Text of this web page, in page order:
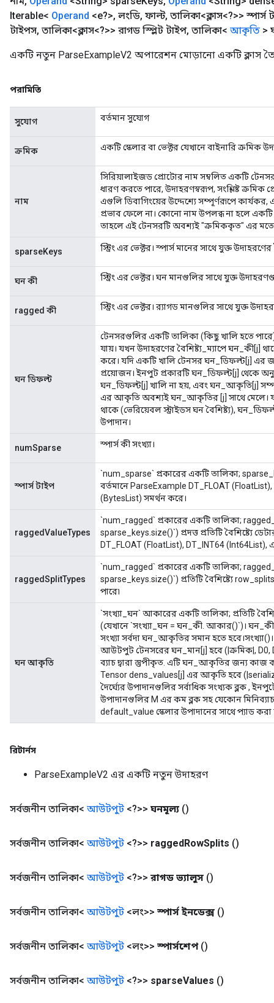
Iterable< Operand <e?>, লংডি, ফাল্ট, তালিকা<ক্লাস<?>> স্পার্স
টাইপস, তালিকা<ক্লাস<?>> রাগড স্প্লিট টাইপ, তালিকা< আকৃতি >
একটি নতুন ParseExampleV2 অপারেশন মোড়ানো একটি ক্লাস
পরামিতি
সুযোগ বর্তমান সুযোগ
ক্রমিক একটি স্কেলার বা ভেক্টর যেখানে বাইনারি ক্রমিক
নাম
সিরিয়ালাইজড প্রোটোর নাম সম্বলিত একটি
ধারণ করতে পারে, উদাহরণস্বরূপ, সংশ্লিষ্ট
এগুলি ডিবাগিংয়ের উদ্দেশ্যে সম্পূর্ণরূপে
প্রভাব ফেলে না। কোনো নাম উপলব্ধ না হলে একটি
তাহলে এই টেনসরটি অবশ্যই "ক্রমিককৃত" এর
sparseKeys স্ট্রিং এর ভেক্টর। স্পার্স মানের সাথে যুক্ত
ঘন কী স্ট্রিং এর ভেক্টর। ঘন মানগুলির সাথে যুক্ত
ragged কী স্ট্রিং এর ভেক্টর। র‍্যাগড মানগুলির সাথে যুক্ত
ঘন ডিফল্ট
টেনসরগুলির একটি তালিকা (কিছু খালি হতে
যায়। যখন উদাহরণের বৈশিষ্ট্য_ম্যাপে ঘন_কী[j]
করে। যদি একটি খালি টেনসর ঘন_ডিফল্ট[j] এর
প্রয়োজন। ইনপুট প্রকারটি ঘন_ডিফল্ট[j] থেকে
ঘন_ডিফল্ট[j] খালি না হয়, এবং ঘন_আকৃতি[j]
এর আকৃতি অবশ্যই ঘন_আকৃতির [j] সাথে মেলে।
থাকে (ভেরিয়েবল স্ট্রাইডস ঘন বৈশিষ্ট্য),
উপাদান।
numSparse স্পার্স কী সংখ্যা।
স্পার্স টাইপ
`num_sparse` প্রকারের একটি তালিকা;
বর্তমানে ParseExample DT_FLOAT
(BytesList) সমর্থন করে।
raggedValueTypes
`num_ragged` প্রকারের একটি তালিকা;
sparse_keys.size()`) প্রদত্ত প্রতিটি বৈশিষ্ট্যে
DT_FLOAT (FloatList), DT_INT64 (Int64List),
raggedSplitTypes
`num_ragged` প্রকারের একটি তালিকা;
sparse_keys.size()`) প্রতিটি বৈশিষ্ট্যে
পারে৷
ঘন আকৃতি
`সংখ্যা_ঘন` আকারের একটি তালিকা; প্রতিটি
(যেখানে `সংখ্যা_ঘন = ঘন_কী. আকার()`)।
সংখ্যা সর্বদা ঘন_আকৃতির সমান হতে
আউটপুট টেনসরের ঘন_মান[j] হবে (|ক্রমিক|,
ব্যাচ দ্বারা স্তুপীকৃত. এটি ঘন_আকৃতির জন্য কাজ
Tensor dens_values[j] এর আকৃতি হবে
দৈর্ঘ্যের উপাদানগুলির সর্বাধিক সংখ্যক ব্লক ,
উপাদানগুলির M এর কম ব্লক সহ যেকোন মিনিব্যাচ
default_value স্কেলার উপাদানের সাথে প্যাড করা
রিটার্নস
ParseExampleV2 এর একটি নতুন উদাহরণ
সর্বজনীন তালিকা< আউটপুট <?>> ঘনমূল্য ()
সর্বজনীন তালিকা< আউটপুট <?>> raggedRowSplits ()
সর্বজনীন তালিকা< আউটপুট <?>> রাগড ভ্যালুস ()
সর্বজনীন তালিকা< আউটপুট <লং>> স্পার্স ইনডেক্স ()
সর্বজনীন তালিকা< আউটপুট <লং>> স্পার্সশেপ ()
সর্বজনীন তালিকা< আউটপুট <?>> sparseValues ​​()